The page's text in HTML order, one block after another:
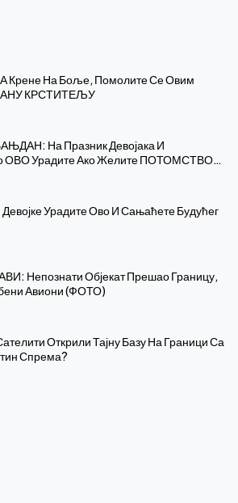
На Боље, Помолите Се Овим
КРСТИТЕЉУ
На Празник Девојака И
ОВО Урадите Ако Желите ПОТОМСТВО…
Урадите Ово И Сањаћете Будућег
Непознати Објекат Прешао Границу,
Авиони (ФОТО)
Открили Тајну Базу На Граници Са
Спрема?